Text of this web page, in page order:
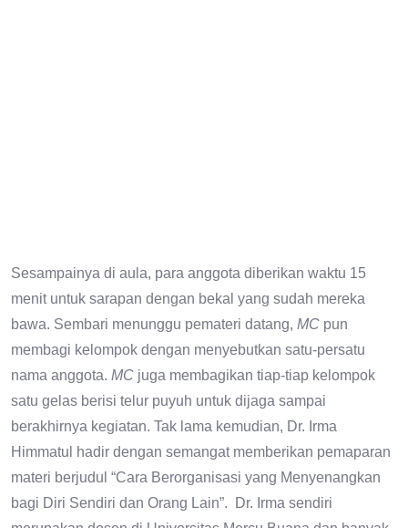
Sesampainya di aula, para anggota diberikan waktu 15
menit untuk sarapan dengan bekal yang sudah mereka
bawa. Sembari menunggu pemateri datang, MC pun
membagi kelompok dengan menyebutkan satu-persatu
nama anggota. MC juga membagikan tiap-tiap kelompok
satu gelas berisi telur puyuh untuk dijaga sampai
berakhirnya kegiatan. Tak lama kemudian, Dr. Irma
Himmatul hadir dengan semangat memberikan pemaparan
materi berjudul “Cara Berorganisasi yang Menyenangkan
bagi Diri Sendiri dan Orang Lain”. Dr. Irma sendiri